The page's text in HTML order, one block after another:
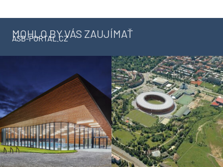
MOHLO BY VÁS ZAUJÍMAŤ
ASB-PORTAL.CZ